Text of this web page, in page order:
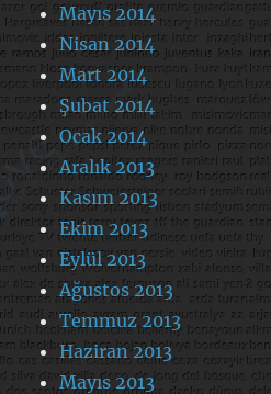
Mayıs 2014
Nisan 2014
Mart 2014
Şubat 2014
Ocak 2014
Aralık 2013
Kasım 2013
Ekim 2013
Eylül 2013
Ağustos 2013
Temmuz 2013
Haziran 2013
Mayıs 2013